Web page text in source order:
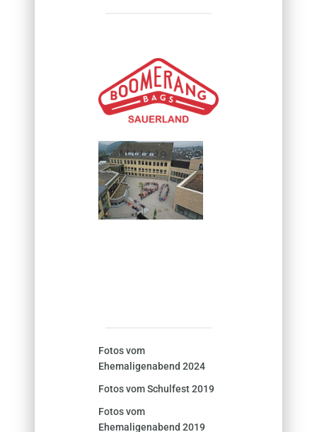
Fotos vom
Ehemaligenabend 2024
Fotos vom Schulfest 2019
Fotos vom
Ehemaligenabend 2019